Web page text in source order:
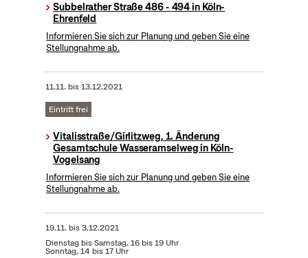
Subbelrather Straße 486 - 494 in Köln-
Ehrenfeld
Informieren Sie sich zur Planung und geben Sie eine
Stellungnahme ab.
11.11. bis13.12.2021
Eintritt frei
Vitalisstraße/Girlitzweg, 1. Änderung
Gesamtschule Wasseramselweg in Köln-
Vogelsang
Informieren Sie sich zur Planung und geben Sie eine
Stellungnahme ab.
19.11. bis3.12.2021
Dienstag bis Samstag, 16 bis 19 Uhr
Sonntag, 14 bis 17 Uhr